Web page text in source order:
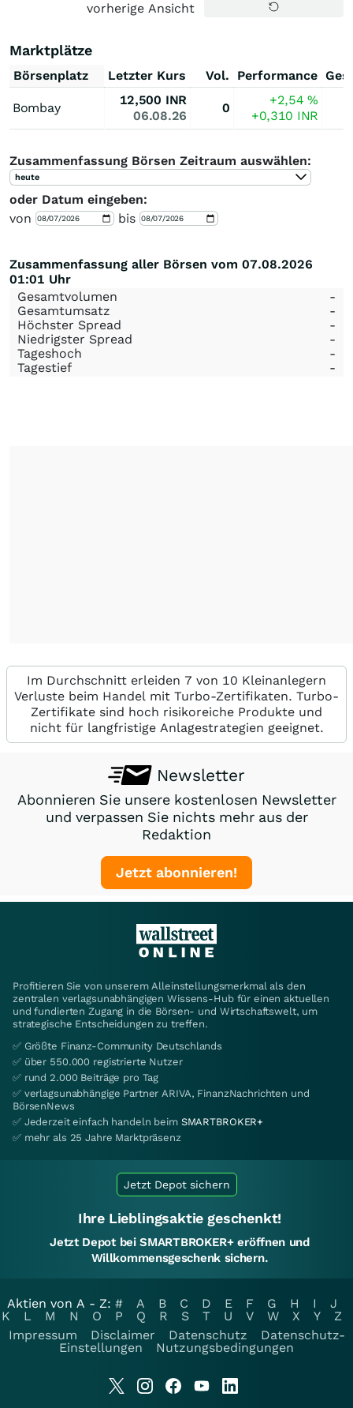
vorherige Ansicht
Marktplätze
Börsenplatz Letzter Kurs Vol. Performance
Bombay
12,500 INR
06.08.26
0
+2,54%
+0,310 INR
Zusammenfassung Börsen Zeitraum auswählen:
heute
oder Datum eingeben:
von
bis
Zusammenfassung aller Börsen vom 07.08.2026
01:01 Uhr
Gesamtvolumen
-
Gesamtumsatz
-
Höchster Spread
-
Niedrigster Spread
-
Tageshoch
-
Tagestief
-
Im Durchschnitt erleiden 7 von 10 Kleinanlegern
Verluste beim Handel mit Turbo-Zertifikaten. Turbo-
Zertifikate sind hoch risikoreiche Produkte und
nicht für langfristige Anlagestrategien geeignet.
Newsletter
Abonnieren Sie unsere kostenlosen Newsletter
und verpassen Sie nichts mehr aus der
Redaktion
Jetzt abonnieren!
Profitieren Sie von unserem Alleinstellungsmerkmal als den
zentralen verlagsunabhängigen Wissens-Hub für einen aktuellen
und fundierten Zugang in die Börsen- und Wirtschaftswelt, um
strategische Entscheidungen zu treffen.
✅ Größte Finanz-Community Deutschlands
✅ über 550.000 registrierte Nutzer
✅ rund 2.000 Beiträge pro Tag
✅ verlagsunabhängige Partner ARIVA, FinanzNachrichten und
BörsenNews
✅ Jederzeit einfach handeln beim SMARTBROKER+
✅ mehr als 25 Jahre Marktpräsenz
Jetzt Depot sichern
Ihre Lieblingsaktie geschenkt!
Jetzt Depot bei SMARTBROKER+ eröffnen und
Willkommensgeschenk sichern.
Aktien von A - Z: # A B C D E F G H I
J
K
L M N O P Q R S T U V W X Y
Z
Impressum
Disclaimer Datenschutz
Datenschutz-
Einstellungen
Nutzungsbedingungen